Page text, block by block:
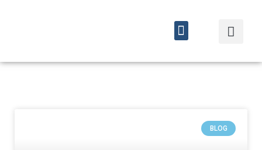
BLOG